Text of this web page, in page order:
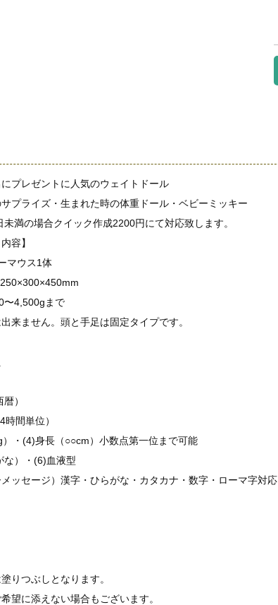
プレゼントに人気のウェイトドール
プライズ・生まれた時の体重ドール・ベビーミッキー
満の場合クイック作成2200円にて対応致します。
容】
マウス1体
〜4,500gまで
来ません。頭と手足は固定タイプです。
）
間単位）
・(4)身長（○○cm）小数点第一位まで可能
な）・(6)血液型
ッセージ）漢字・ひらがな・カタカナ・数字・ローマ字対応
りつぶしとなります。
望に添えない場合もございます。